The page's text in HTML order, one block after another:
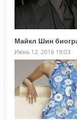
Майкл Шин
Июнь 12, 2016 19:03